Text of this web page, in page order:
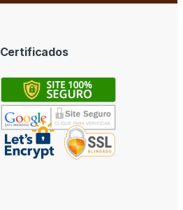
Certificados